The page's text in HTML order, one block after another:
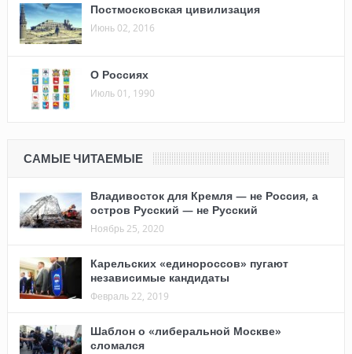
Постмосковская цивилизация
Июнь 02, 2016
О Россиях
Июль 01, 1990
САМЫЕ ЧИТАЕМЫЕ
Владивосток для Кремля — не Россия, а
остров Русский — не Русский
Ноябрь 25, 2020
Карельских «единороссов» пугают
независимые кандидаты
Февраль 22, 2019
Шаблон о «либеральной Москве»
сломался